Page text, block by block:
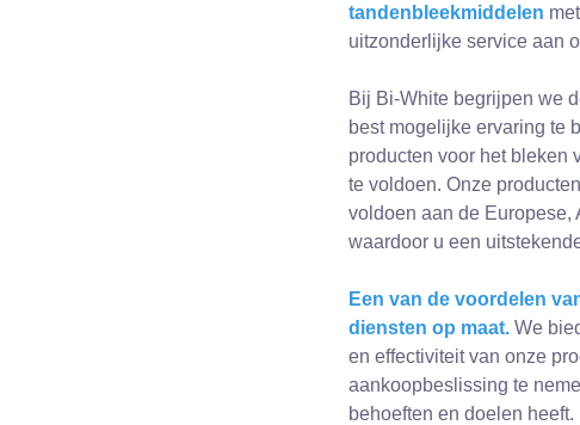
tandenbleekmiddelen
uitzonderlijke service aan
Bij Bi-White begrijpen we
best mogelijke ervaring te
producten voor het bleken
te voldoen. Onze
voldoen aan de Europese,
waardoor u een
Een van de voordelen
diensten op maat.We
en effectiviteit van onze
aankoopbeslissing te
behoeften en doelen